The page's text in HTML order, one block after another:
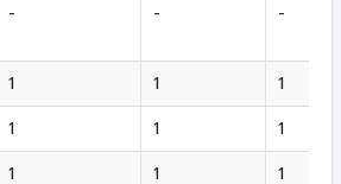
- - -
1 1
1
1 1
1
1 1 1